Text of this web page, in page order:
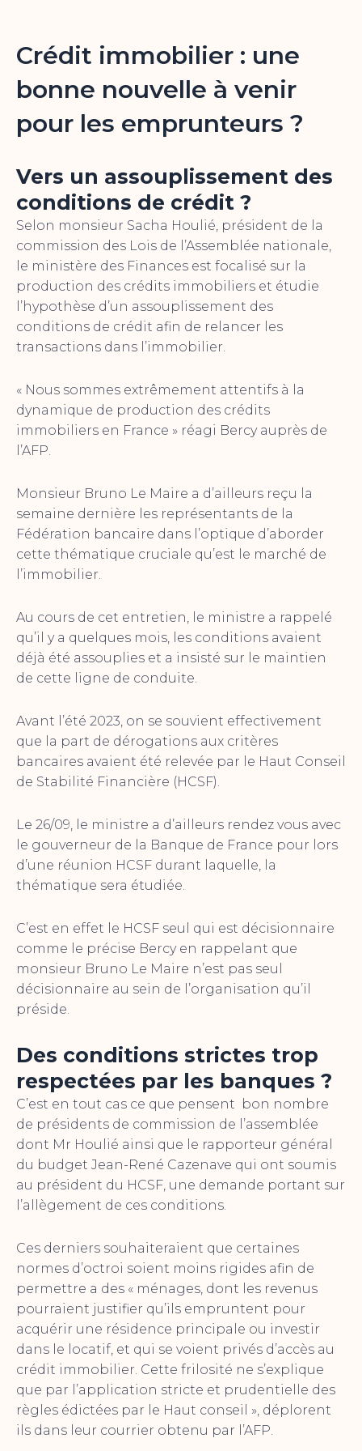
Crédit immobilier : une
bonne nouvelle à venir
pour les emprunteurs ?
Vers un assouplissement des
conditions de crédit ?
Selon monsieur Sacha Houlié, président de la
commission des Lois de l’Assemblée nationale,
le ministère des Finances est focalisé sur la
production des crédits immobiliers et étudie
l’hypothèse d’un assouplissement des
conditions de crédit afin de relancer les
transactions dans l’immobilier.
« Nous sommes extrêmement attentifs à la
dynamique de production des crédits
immobiliers en France » réagi Bercy auprès de
l’AFP.
Monsieur Bruno Le Maire a d’ailleurs reçu la
semaine dernière les représentants de la
Fédération bancaire dans l’optique d’aborder
cette thématique cruciale qu’est le marché de
l’immobilier.
Au cours de cet entretien, le ministre a rappelé
qu’il y a quelques mois, les conditions avaient
déjà été assouplies et a insisté sur le maintien
de cette ligne de conduite.
Avant l’été 2023, on se souvient effectivement
que la part de dérogations aux critères
bancaires avaient été relevée par le Haut Conseil
de Stabilité Financière (HCSF).
Le 26/09, le ministre a d’ailleurs rendez vous avec
le gouverneur de la Banque de France pour lors
d’une réunion HCSF durant laquelle, la
thématique sera étudiée.
C’est en effet le HCSF seul qui est décisionnaire
comme le précise Bercy en rappelant que
monsieur Bruno Le Maire n’est pas seul
décisionnaire au sein de l’organisation qu’il
préside.
Des conditions strictes trop
respectées par les banques ?
C’est en tout cas ce que pensent bon nombre
de présidents de commission de l’assemblée
dont Mr Houlié ainsi que le rapporteur général
du budget Jean-René Cazenave qui ont soumis
au président du HCSF, une demande portant sur
l’allègement de ces conditions.
Ces derniers souhaiteraient que certaines
normes d’octroi soient moins rigides afin de
permettre a des « ménages, dont les revenus
pourraient justifier qu’ils empruntent pour
acquérir une résidence principale ou investir
dans le locatif, et qui se voient privés d’accès au
crédit immobilier. Cette frilosité ne s’explique
que par l’application stricte et prudentielle des
règles édictées par le Haut conseil », déplorent
ils dans leur courrier obtenu par l’AFP.